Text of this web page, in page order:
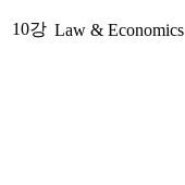
10강 Law & Economics